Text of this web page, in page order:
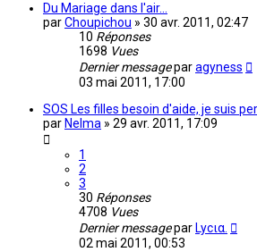
Du Mariage dans l'air...
parChoupichou » 30 avr. 2011, 02:47
10 Réponses
1698 Vues
Dernier messageparagyness
03 mai 2011, 17:00
SOS Les filles besoin d'aide, je suis
par Nelma » 29 avr. 2011, 17:09
1
2
3
30 Réponses
4708 Vues
Dernier messagepar Lycια.
02 mai 2011, 00:53